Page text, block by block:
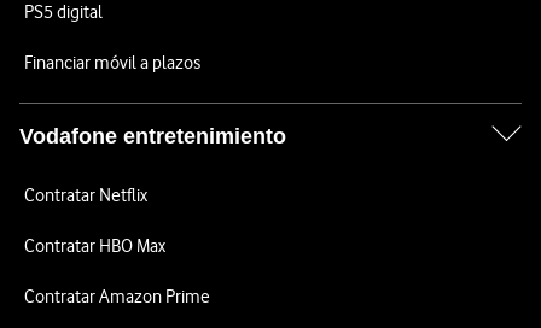
PS5 digital
Financiar móvil a plazos
Vodafone entretenimiento
Contratar Netflix
Contratar HBO Max
Contratar Amazon Prime